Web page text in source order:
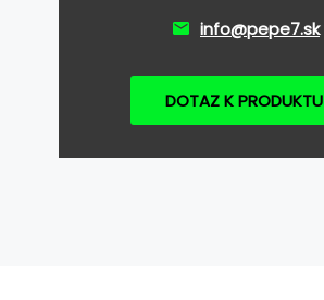
info@pepe7.sk
DOTAZ K PRODUKTU